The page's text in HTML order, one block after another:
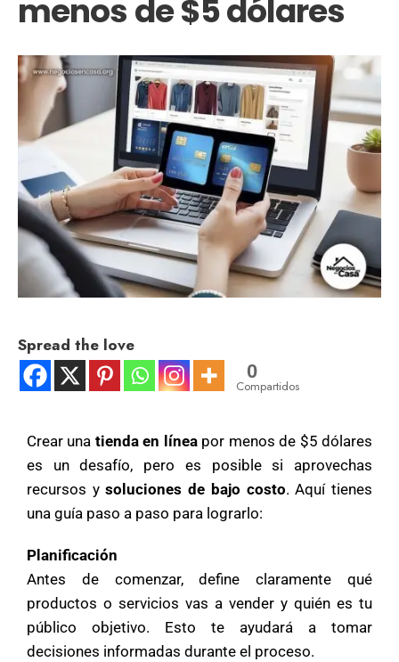
menos de $5 dólares
Spread the love
0
Compartidos
Crear una tienda en líneapor menos de $5 dólares
es un desafío, pero es posible si aprovechas
recursos ysoluciones de bajo costo. Aquí tienes
una guía paso a paso para lograrlo:
Planificación
Antes de comenzar, define claramente qué
productos o servicios vas a vender y quién es tu
público objetivo. Esto te ayudará a tomar
decisiones informadas durante el proceso.